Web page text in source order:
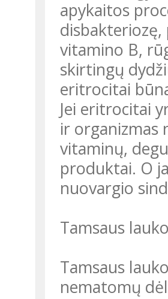
apykaitos
vitamino B,
skirtingų
eritrocitai
Jei eritrocitai
ir organizmas
vitaminų,
produktai. O
nuovargio
Tamsaus
Tamsaus
nematomų